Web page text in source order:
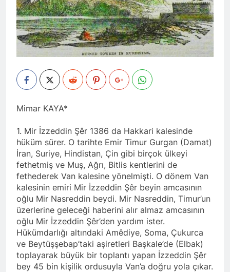
Mimar KAYA*
1. Mir İzzeddin Şêr 1386 da Hakkari kalesinde
hüküm sürer. O tarihte Emir Timur Gurgan (Damat)
İran, Suriye, Hindistan, Çin gibi birçok ülkeyi
fethetmiş ve Muş, Ağrı, Bitlis kentlerini de
fethederek Van kalesine yönelmişti. O dönem Van
kalesinin emiri Mir İzzeddin Şêr beyin amcasının
oğlu Mir Nasreddin beydi. Mir Nasreddin, Timur’un
üzerlerine geleceği haberini alır almaz amcasının
oğlu Mir İzzeddin Şêr’den yardım ister.
Hükümdarlığı altındaki Amêdiye, Soma, Çukurca
ve Beytüşşebap’taki aşiretleri Başkale’de (Elbak)
toplayarak büyük bir toplantı yapan İzzeddin Şêr
bey 45 bin kişilik ordusuyla Van’a doğru yola çıkar.